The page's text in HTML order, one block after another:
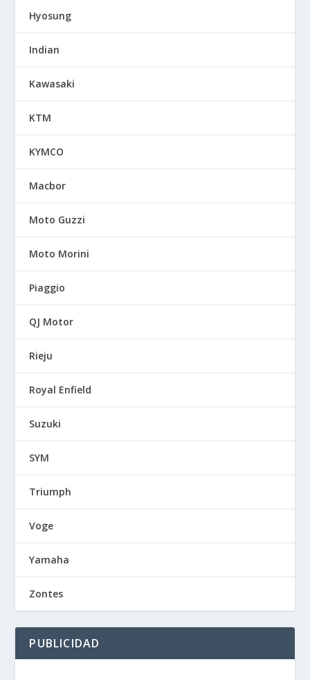
Hyosung
Indian
Kawasaki
KTM
KYMCO
Macbor
Moto Guzzi
Moto Morini
Piaggio
QJ Motor
Rieju
Royal Enfield
Suzuki
SYM
Triumph
Voge
Yamaha
Zontes
PUBLICIDAD